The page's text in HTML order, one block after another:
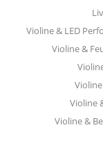
Violine & LED
Violine &
Violine
Violine &